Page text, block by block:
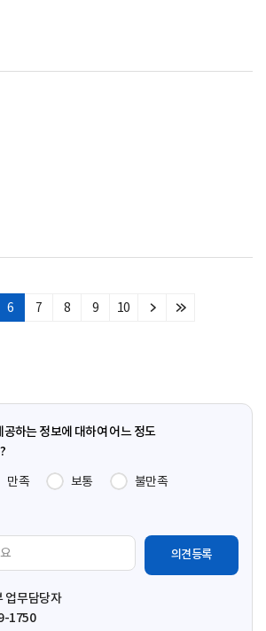
6 7 8 9 10
다
마
공하는 정보에 대하여 어느 정도
만족 보통
불만족
업무담당자
1750